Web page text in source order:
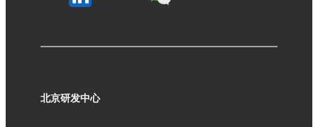
北京研发中心